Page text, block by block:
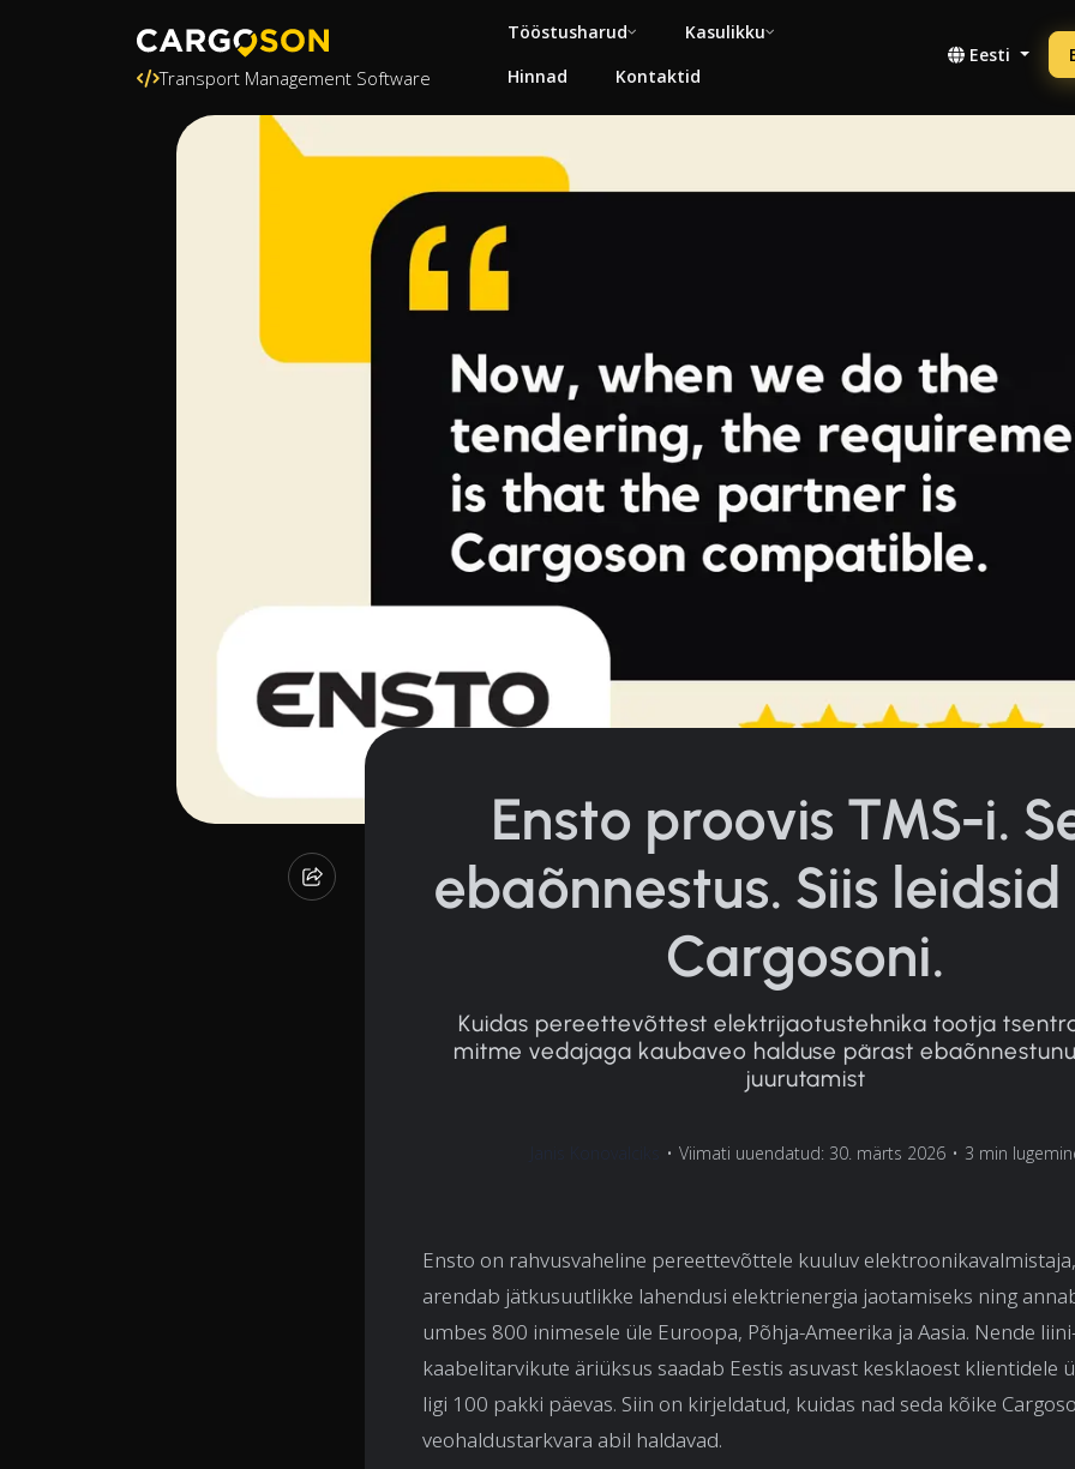
Transport Management Software
Tööstusharud
Kasulikku
Hinnad
Kontaktid
Eesti
Ensto proovis TMS-i.
ebaõnnestus. Siis
Cargosoni.
Kuidas pereettevõttest elektrijaotustehnika tootja
mitme vedajaga kaubaveo halduse pärast
juurutamist
• Viimati uuendatud: 30. märts 2026 • 3 min
Ensto on rahvusvaheline pereettevõttele kuuluv
arendab jätkusuutlikke lahendusi elektrienergia jaotamiseks ning
umbes 800 inimesele üle Euroopa, Põhja-Ameerika ja Aasia. Nende
kaabelitarvikute äriüksus saadab Eestis asuvast kesklaoest klientidele
ligi 100 pakki päevas. Siin on kirjeldatud, kuidas nad seda kõike
veohaldustarkvara abil haldavad.